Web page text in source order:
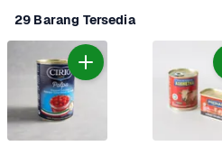
29 Barang Tersedia